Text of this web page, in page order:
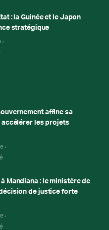
: la Guinée et le Japon
stratégique
affine sa
les projets
Mandiana : le ministère de
décision de justice forte